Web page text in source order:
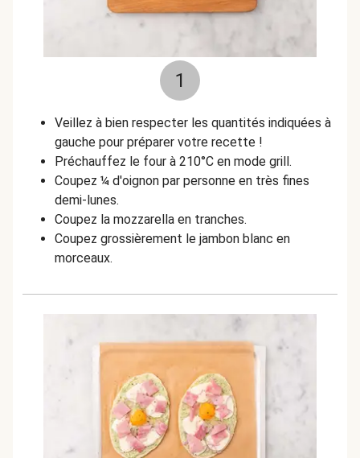
1
Veillez à bien respecter les quantités indiquées à
gauche pour préparer votre recette !
Préchauffez le four à 210°C en mode grill.
Coupez ¼ d'oignon par personne en très fines
demi-lunes.
Coupez la mozzarella en tranches.
Coupez grossièrement le jambon blanc en
morceaux.